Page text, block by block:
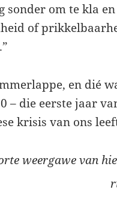
sonder om te kla
of
en dié
– die eerste jaar
krisis van ons
weergawe van